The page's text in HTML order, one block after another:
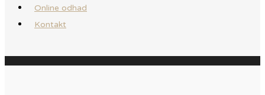
Online odhad
Kontakt